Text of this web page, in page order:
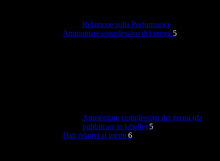
Relazione sulla Performance
Ammontare complessivo dei premi 5
Ammontare complessivo dei premi (da
pubblicare in tabelle) 5
Dati relativi ai premi 6